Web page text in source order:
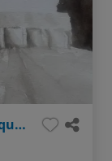
After Work: Licht & Schatten im Aquarell - Tonwerte verstehen und anwenden